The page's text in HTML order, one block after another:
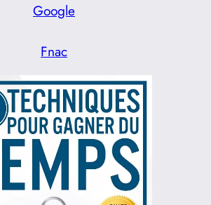
Google
Fnac